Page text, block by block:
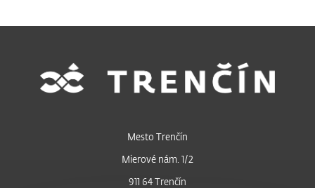
Mesto Trenčín
Mierové nám. 1/2
911 64 Trenčín